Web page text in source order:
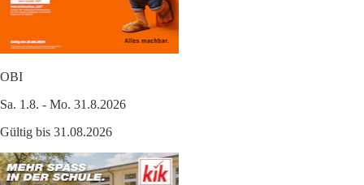
OBI
Sa. 1.8. - Mo. 31.8.2026
Gültig bis 31.08.2026